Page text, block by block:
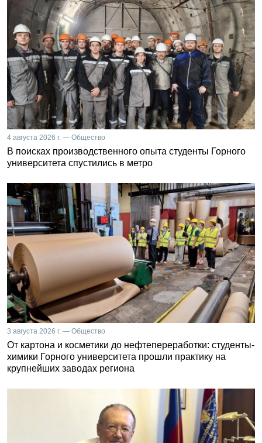
4 августа 2026 г. — Общество
В поисках производственного опыта студенты Горного
университета спустились в метро
3 августа 2026 г. — Общество
От картона и косметики до нефтепереработки: студенты-
химики Горного университета прошли практику на
крупнейших заводах региона